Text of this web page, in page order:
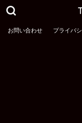
お問い合わせ プライバ